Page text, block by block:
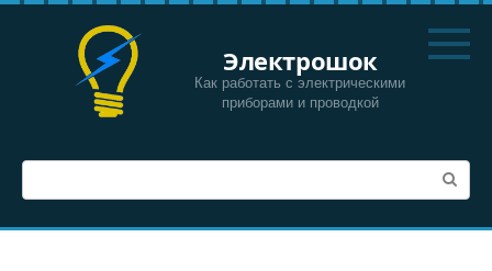
Перейти
Электрошок
Как работать с электрическими
приборами и проводкой
Поиск: